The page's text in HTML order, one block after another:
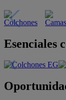
Esenciales